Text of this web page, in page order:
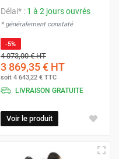
Délai* : 1 à 2 jours ouvrés
* généralement constaté
-5%
4 073,00 €HT
3 869,35 € HT
soit 4 643,22 € TTC
LIVRAISON GRATUITE
Voir le produit